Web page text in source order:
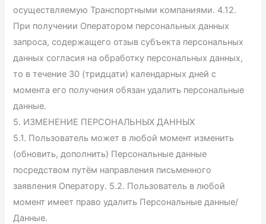
осуществляемую Транспортными компаниями. 4.12.
При получении Оператором персональных данных
запроса, содержащего отзыв субъекта персональных
данных согласия на обработку персональных данных,
то в течение 30 (тридцати) календарных дней с
момента его получения обязан удалить персональные
данные.
5. ИЗМЕНЕНИЕ ПЕРСОНАЛЬНЫХ ДАННЫХ
5.1. Пользователь может в любой момент изменить
(обновить, дополнить) Персональные данные
посредством путём направления письменного
заявления Оператору. 5.2. Пользователь в любой
момент имеет право удалить Персональные данные/
Данные.